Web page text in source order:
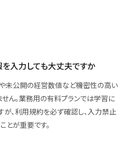
入力しても大丈夫ですか
未公開の経営数値など機密性の高い
ん。業務用の有料プランでは学習に
、利用規約を必ず確認し、入力禁止
とが重要です。